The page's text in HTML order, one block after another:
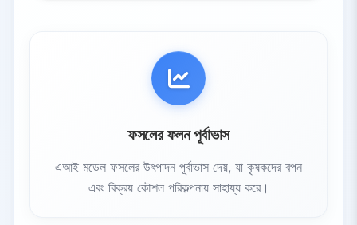
ফসলের ফলন পূর্বাভাস
এআই মডেল ফসলের উৎপাদন পূর্বাভাস দেয়, যা কৃষকদের বপন
এবং বিক্রয় কৌশল পরিকল্পনায় সাহায্য করে।